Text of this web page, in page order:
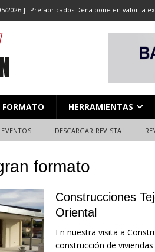
2026 ] Prefabricados Dena pone en valor la
2026 ] PROYECTO/COLOCACIÓN 13: CORTE
2025 ]
2026 ] Nuevas citas para el profesional de la
FORMATO HERRAMIENTAS
EVENTOS DESCARGAR REVISTA
formato
Construcciones
Oriental
En nuestra visita a
construcción de